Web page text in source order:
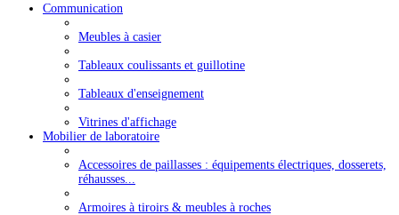
Communication
Meubles à casier
Tableaux coulissants et guillotine
Tableaux d'enseignement
Vitrines d'affichage
Mobilier de laboratoire
Accessoires de paillasses : équipements électriques, dosserets,
réhausses...
Armoires à tiroirs & meubles à roches